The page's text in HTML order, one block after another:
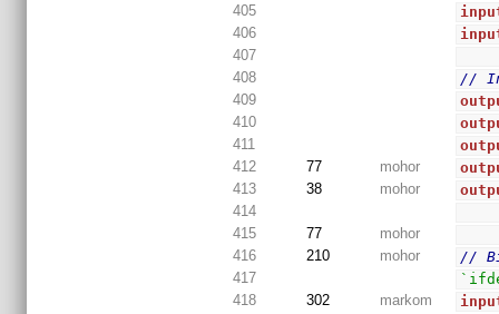
405
406
407
408
//
409
410
411
412
77 mohor
413
38 mohor
414
415
77
mohor
416
210 mohor
//
417
418
302 markom